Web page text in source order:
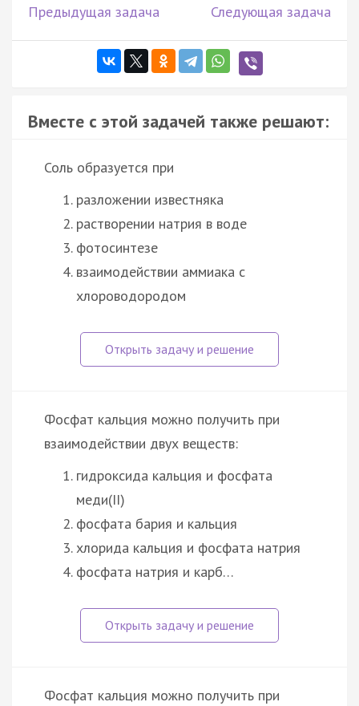
Предыдущая задача Следующая задача
Вместе с этой задачей также решают:
Соль образуется при
разложении известняка
растворении натрия в воде
фотосинтезе
взаимодействии аммиака с
хлороводородом
Фосфат кальция можно получить при
взаимодействии двух веществ:
гидроксида кальция и фосфата
меди(II)
фосфата бария и кальция
хлорида кальция и фосфата натрия
фосфата натрия и карб…
Фосфат кальция можно получить при